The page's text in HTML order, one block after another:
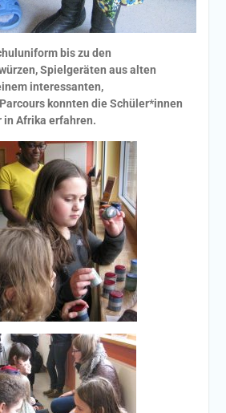
bis zu den
Spielgeräten aus alten
interessanten,
konnten die Schüler*innen
in Afrika erfahren.